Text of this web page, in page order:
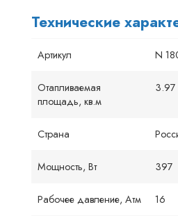
Технические
Артикул N
Отапливаемая
площадь, кв.м
3.97
Страна
Мощность, Вт 397
Рабочее давление, Атм 16